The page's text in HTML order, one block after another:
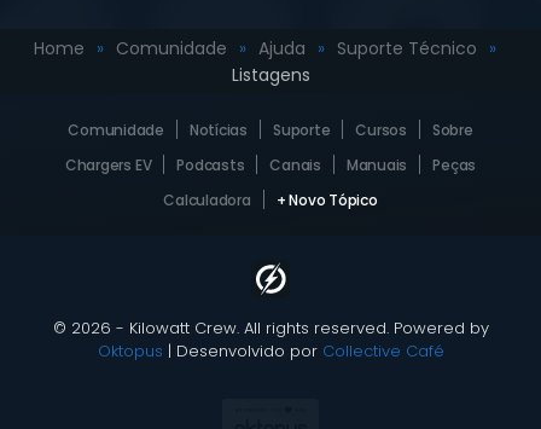
Home Comunidade Ajuda
Suporte Técnico
Listagens
Comunidade Notícias Suporte Cursos
Sobre
Chargers EV
Podcasts Canais Manuais
Peças
Calculadora
+ Novo Tópico
© 2026 - Kilowatt Crew. All rights reserved. Powered by
Oktopus | Desenvolvido por Collective Café